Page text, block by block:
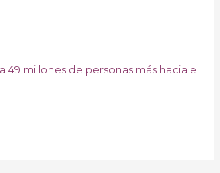
49 millones de personas más hacia el